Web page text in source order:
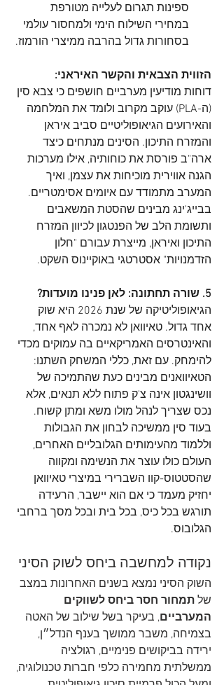
ספינות תגרום לעלייה מטורפת
במחירי השילוח הימי ולמחסור עולמי
בסחורות גדול בהרבה ממיצרי הורמוז.
הזווית הצבאית והקשר האיראני:
דוחות מודיעין מערביים חושפים כי צבא סין
(ה-PLA) עוקב מקרוב ולומד את המלחמה
והאירועים הגיאופוליטיים סביב איראן
והמזרח התיכון. הסינים מנתחים כיצד
ארה"ב פורסת את כוחותיה, אילו מערכות
הגנה אווירית מוכיחות את עצמן, ואיך
המערב מתמודד עם איומים אסימטריים.
בבייג'ינג מבינים שהסטת המשאבים
ותשומת הלב של הפנטגון לכיוון המזרח
התיכון ואיראן, מייצרת עבורם "חלון
הזדמנויות" אסטרטגי באוקיינוס השקט.
5. שורה תחתונה: לאן פנינו מועדות?
הגיאופוליטיקה של שנת 2026 היא שוק
אחד גדול. טאיוואן לא נמכרה לאף אחד,
והאינטרסים האמריקאיים בה עמוקים מכדי
להימחק. עם זאת, כללי המשחק השתנו:
הטאיוואנים מבינים כעת שהתמיכה של
וושינגטון אינה צ'ק פתוח ללא תנאים, אלא
נכס שצריך לנהל מולו משא ומתן קשוח.
בעוד סין ממשיכה לבחון את הגבולות
וללמוד מהעימותים הגלובליים האחרים,
העולם כולו עוצר את הנשימה ומקווה
שהסטטוס-קוו השברירי במיצרי טאיוואן
יחזיק מעמד כי אם הוא יישבר, הרעידה
תורגש בכל כיס, בכל בית ובכל מסך ברחבי
הגלובוס.
נקודה למחשבה ביחס לשוק הסיני
השוק הסיני נמצא בשנים האחרונות במצב
של תמחור חסר ביחס לשווקים
המערביים, בעיקר בשל שילוב של האטה
בצמיחה, משבר ממושך בענף הנדל״ן,
ירידה בביקושים פנימיים, רגולציה
ממשלתית מחמירה כלפי חברות טכנולוגיה,